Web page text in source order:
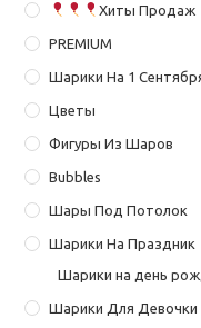
Хиты Продаж
PREMIUM
Шарики На 1
Цветы
Фигуры Из Шаров
Bubbles
Шары Под Потолок
Шарики На Праздник
Шарики на день
Шарики Для Девочки